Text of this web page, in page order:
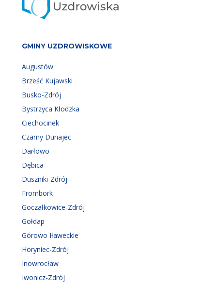
GMINY UZDROWISKOWE
Augustów
Brześć Kujawski
Busko-Zdrój
Bystrzyca Kłodzka
Ciechocinek
Czarny Dunajec
Darłowo
Dębica
Duszniki-Zdrój
Frombork
Goczałkowice-Zdrój
Gołdap
Górowo Iławeckie
Horyniec-Zdrój
Inowrocław
Iwonicz-Zdrój